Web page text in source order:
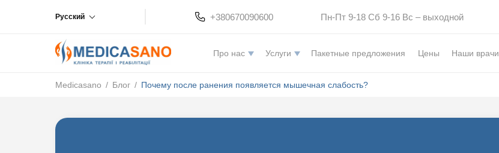
Русский +380670090600 Пн-Пт 9-18 Сб 9-16 Вс – выходной
Про нас Услуги Пакетные предложения Цены Наши врачи
Medicasano / Блог / Почему после ранения появляется мышечная слабость?